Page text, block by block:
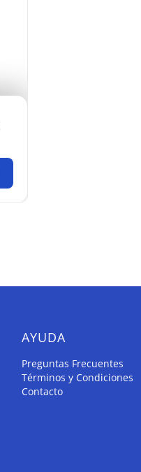
AYUDA
Preguntas Frecuentes
Términos y Condiciones
Contacto